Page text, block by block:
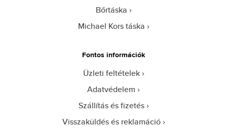
Bőrtáska
Michael Kors táska
Fontos információk
Üzleti feltételek
Adatvédelem
Szállítás és fizetés
Visszaküldés és reklamáció